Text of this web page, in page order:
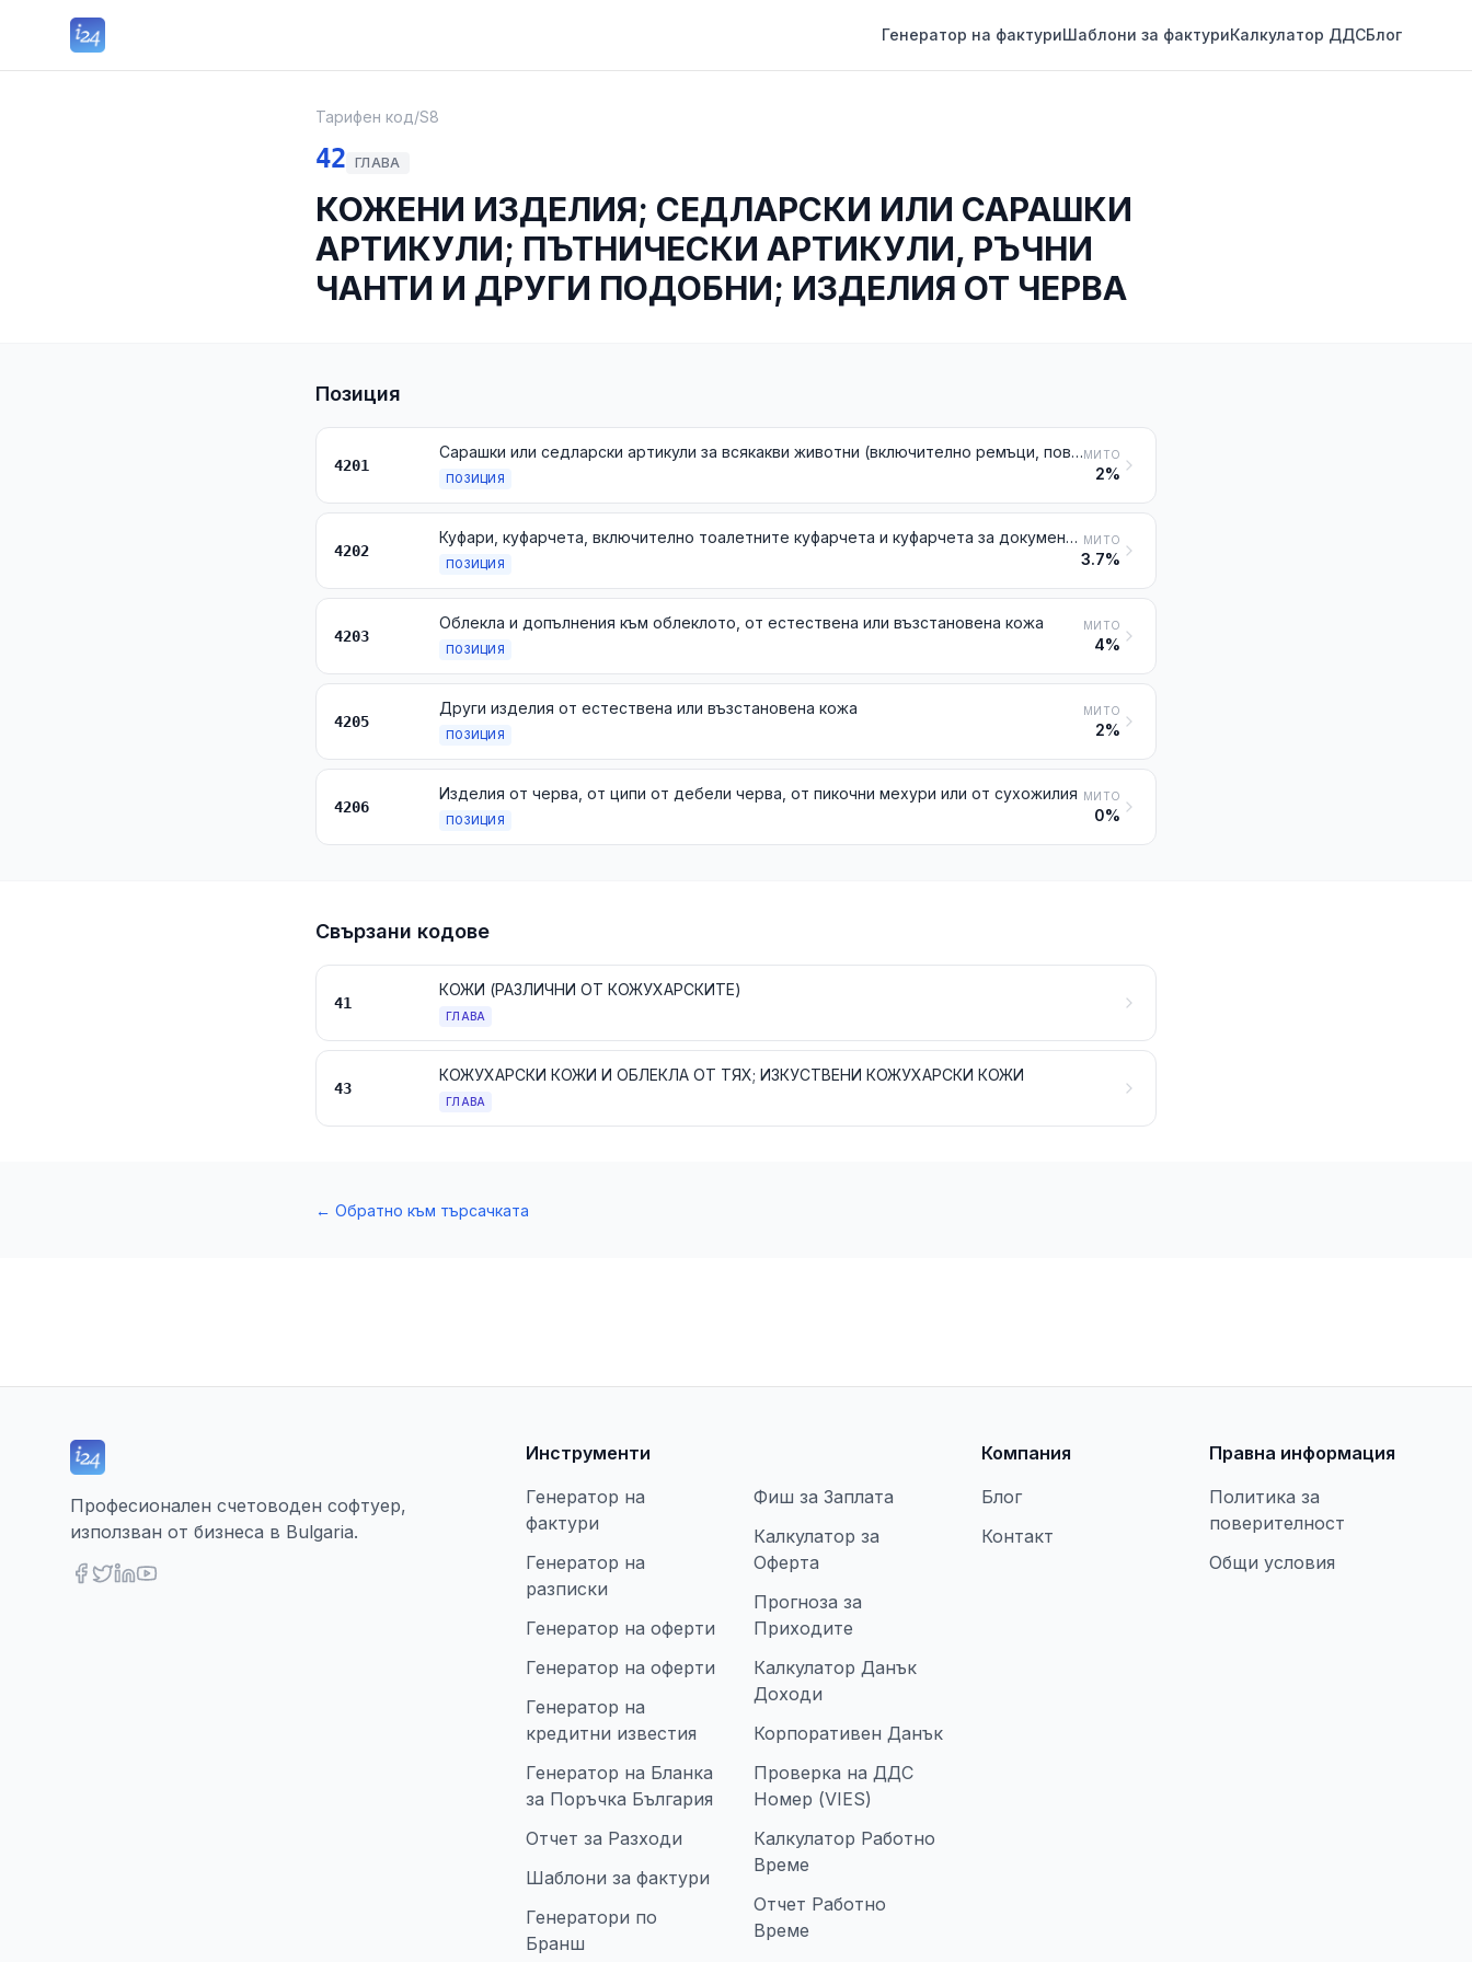
Генератор на фактуриШаблони за фактуриКалкулатор ДДСБлог
Тарифен код/S8
42 ГЛАВА
КОЖЕНИ ИЗДЕЛИЯ; СЕДЛАРСКИ ИЛИ САРАШКИ
АРТИКУЛИ; ПЪТНИЧЕСКИ АРТИКУЛИ, РЪЧНИ
ЧАНТИ И ДРУГИ ПОДОБНИ; ИЗДЕЛИЯ ОТ ЧЕРВА
Позиция
4201
Сарашки или седларски артикули за всякакви животни (включително ремъци, поводи, наколенници, намордници, седла, кобури за седла, облекла за кучета и подобни артикули) от всякакъв вид материали
ПОЗИЦИЯ
МИТО
2%
4202
Куфари, куфарчета, включително тоалетните куфарчета и куфарчета за документи, папки, ученически чанти, калъфи за очила, за бинокли, за фотоапарати, за камери, за музикални инструменти или за оръжия и други подобни; пътни чанти, изолиращи чанти за храни и напитки, тоалетни чантички, раници, ръчни чанти, пазарски чанти, портфейли, портмонета, калъфи за карти за игра, калъфи за цигари, кесии за тютюн, кутии за инструменти, чанти за спортни артикули, кутии за флакони или бижута, пудриери, кутии за златарски изделия и други подобни, от естествена или възстановена кожа, от пластмасови листове, от текстилни материали, от вулканфибър или от картон, или покрити изцяло или в по-голямата си част с тези материали или с хартия
ПОЗИЦИЯ
МИТО
3.7%
4203
Облекла и допълнения към облеклото, от естествена или възстановена кожа
ПОЗИЦИЯ
МИТО
4%
4205
Други изделия от естествена или възстановена кожа
ПОЗИЦИЯ
МИТО
2%
4206
Изделия от черва, от ципи от дебели черва, от пикочни мехури или от сухожилия
ПОЗИЦИЯ
МИТО
0%
Свързани кодове
41
КОЖИ (РАЗЛИЧНИ ОТ КОЖУХАРСКИТЕ)
ГЛАВА
43
КОЖУХАРСКИ КОЖИ И ОБЛЕКЛА ОТ ТЯХ; ИЗКУСТВЕНИ КОЖУХАРСКИ КОЖИ
ГЛАВА
← Обратно към търсачката
Професионален счетоводен софтуер,
използван от бизнеса в Bulgaria.
Инструменти
Генератор на
фактури
Генератор на
разписки
Генератор на оферти
Генератор на оферти
Генератор на
кредитни известия
Генератор на Бланка
за Поръчка България
Отчет за Разходи
Шаблони за фактури
Генератори по
Бранш
Фиш за Заплата
Калкулатор за
Оферта
Прогноза за
Приходите
Калкулатор Данък
Доходи
Корпоративен Данък
Проверка на ДДС
Номер (VIES)
Калкулатор Работно
Време
Отчет Работно
Време
Компания
Блог
Контакт
Правна информация
Политика за
поверителност
Общи условия